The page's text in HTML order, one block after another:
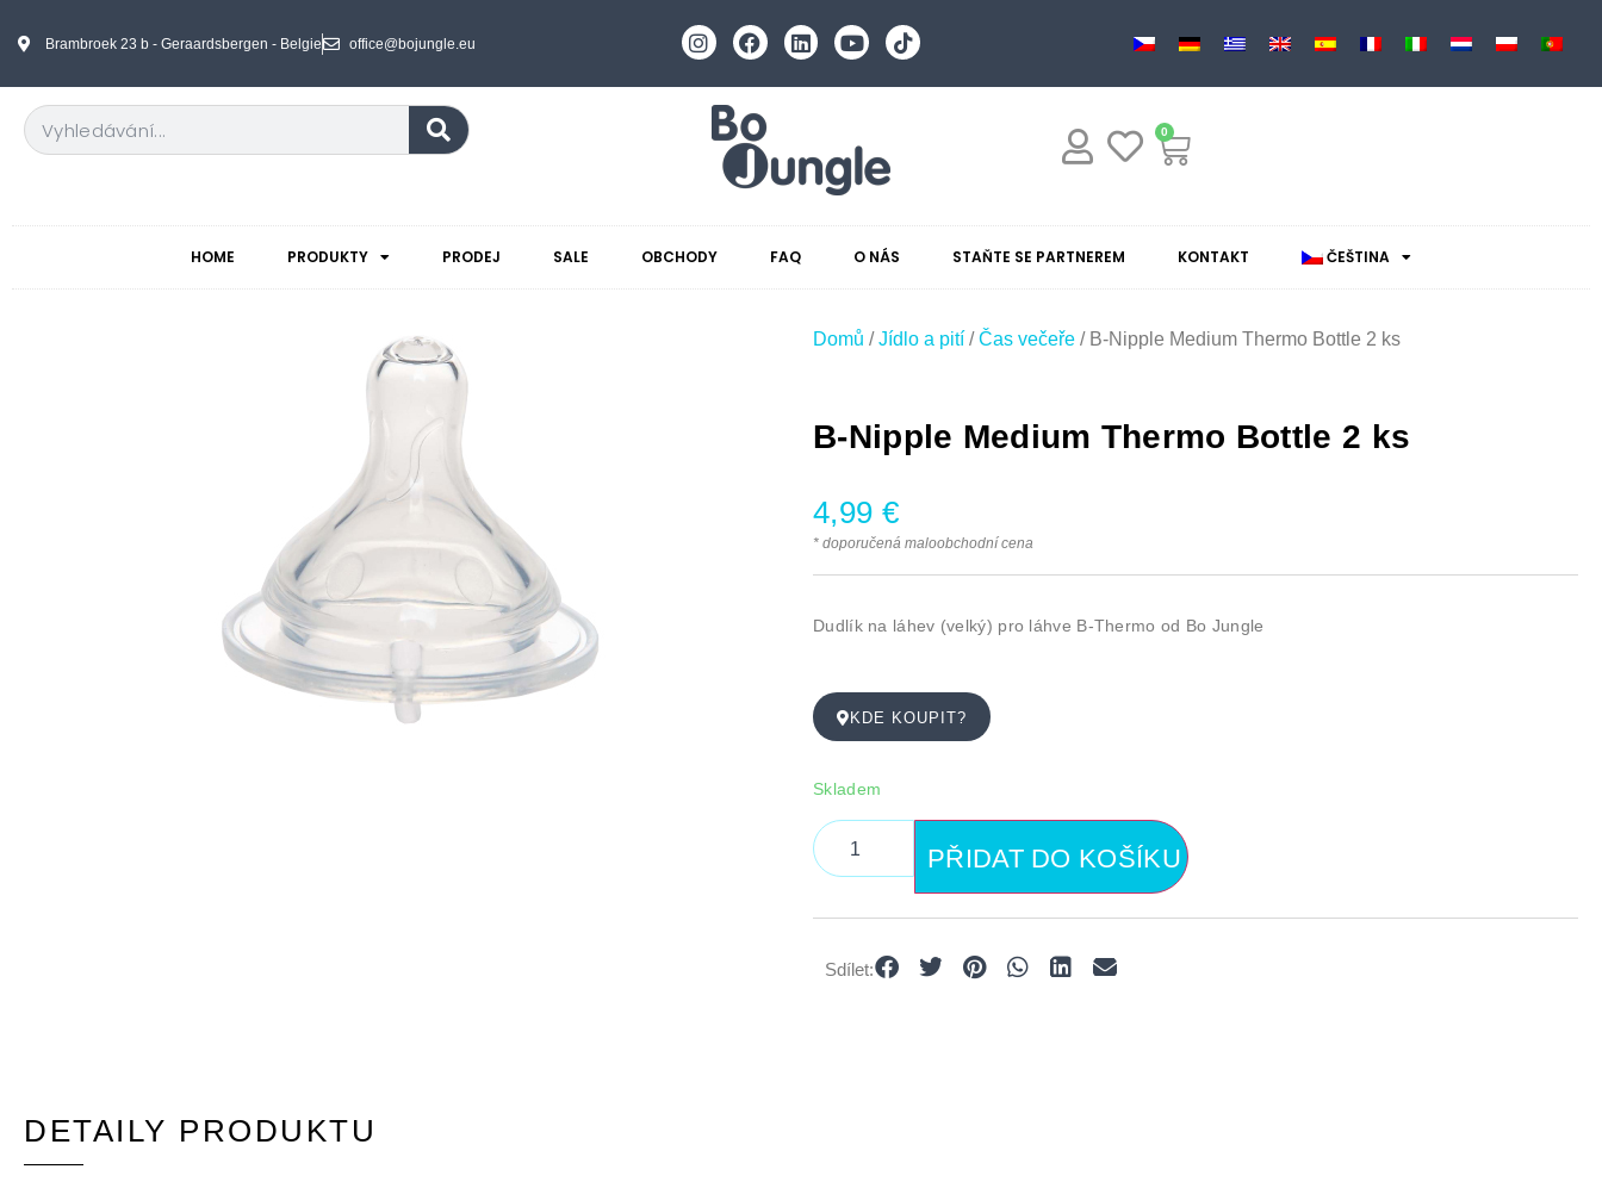
Brambroek 23 b - Geraardsbergen - Belgie office@bojungle.eu
0
HOME PRODUKTY PRODEJ SALE OBCHODY FAQ O NÁS STAŇTE SE PARTNEREM KONTAKT ČEŠTINA
Domů /Jídlo a pití /Čas večeře / B-Nipple Medium Thermo Bottle 2 ks
B-Nipple Medium Thermo Bottle 2 ks
4,99 €
* doporučená maloobchodní cena
Dudlík na láhev (velký) pro láhve B-Thermo od Bo Jungle
KDE KOUPIT?
Skladem
PŘIDAT DO KOŠÍKU
Sdílet:
DETAILY PRODUKTU